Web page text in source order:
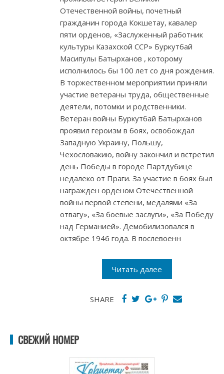
Отечественной войны, почетный
гражданин города Кокшетау, кавалер
пяти орденов, «Заслуженный работник
культуры Казахской ССР» Буркутбай
Масипулы Батырханов , которому
исполнилось бы 100 лет со дня рождения.
В торжественном мероприятии приняли
участие ветераны труда, общественные
деятели, потомки и родственники.
Ветеран войны Буркутбай Батырханов
проявил героизм в боях, освобождал
Западную Украину, Польшу,
Чехословакию, войну закончил и встретил
день Победы в городе Партдубице
недалеко от Праги. За участие в боях был
награжден орденом Отечественной
войны первой степени, медалями «За
отвагу», «За боевые заслуги», «За Победу
над Германией». Демобилизовался в
октябре 1946 года. В послевоенн
Читать далее
SHARE
СВЕЖИЙ НОМЕР